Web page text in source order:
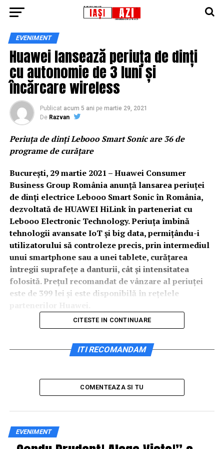
EVENIMENT
Huawei lansează periuța de dinți
cu autonomie de 3 luni și
încărcare wireless
Publicat acum 5 ani pe martie 29, 2021
De Razvan
Periuța de dinți Lebooo Smart Sonic are 36 de
programe de curățare
București, 29 martie 2021 – Huawei Consumer
Business Group România anunță lansarea periuței
de dinți electrice Lebooo Smart Sonic în România,
dezvoltată de HUAWEI HiLink în parteneriat cu
Lebooo Electronic Technology. Periuța îmbină
tehnologii avansate IoT și big data, permițându-i
utilizatorului să controleze precis, prin intermediul
unui smartphone sau a unei tablete, curățarea
întregii suprafețe a danturii, cât și intensitatea
folosită.Prețul recomandat de vânzare al periuței
este de 399 lei și este disponibilă în rețelele
Noua periuță electrică poate fi încărcată rapid, wireless,
normală cu două periaje zilnice. Astfel, periuța
funcționează perfect dacă este încărcată de 4 ori pe an,
timp de 8 ore. Prin intermediul aplicației HUAWEI AI
dinților, ajută la formarea unei rutine sănătoase de
spălare a dinților și conține 36 de moduri de curățare,
CITESTE IN CONTINUARE
ITI RECOMANDAM
COMENTEAZA SI TU
EVENIMENT